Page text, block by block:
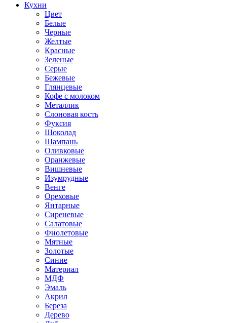
Кухни
Цвет
Белые
Черные
Желтые
Красные
Зеленые
Серые
Бежевые
Глянцевые
Кофе с молоком
Металлик
Слоновая кость
Фуксия
Шоколад
Шампань
Оливковые
Оранжевые
Вишневые
Изумрудные
Венге
Ореховые
Янтарные
Сиреневые
Салатовые
Фиолетовые
Мятные
Золотые
Синие
Материал
МДФ
Эмаль
Акрил
Береза
Дерево